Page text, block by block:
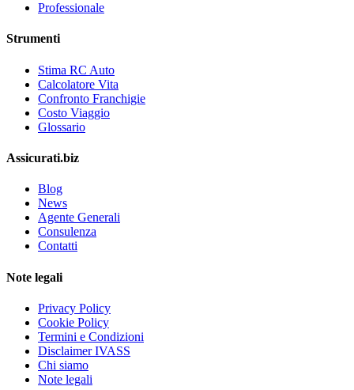
Professionale
Strumenti
Stima RC Auto
Calcolatore Vita
Confronto Franchigie
Costo Viaggio
Glossario
Assicurati.biz
Blog
News
Agente Generali
Consulenza
Contatti
Note legali
Privacy Policy
Cookie Policy
Termini e Condizioni
Disclaimer IVASS
Chi siamo
Note legali